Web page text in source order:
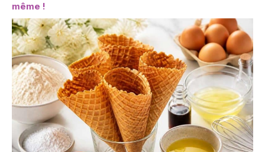
même !